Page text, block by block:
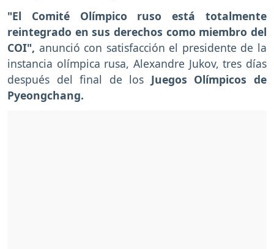
"El Comité Olímpico ruso está totalmente
reintegrado en sus derechos como miembro del
COI", anunció con satisfacción el presidente de la
instancia olímpica rusa, Alexandre Jukov, tres días
después del final de los Juegos Olímpicos de
Pyeongchang.